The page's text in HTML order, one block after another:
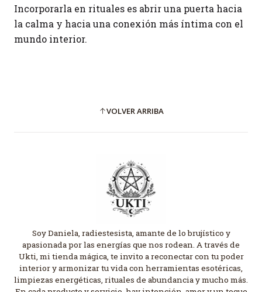
Incorporarla en rituales es abrir una puerta hacia
la calma y hacia una conexión más íntima con el
mundo interior.
VOLVER ARRIBA
Soy Daniela, radiestesista, amante de lo brujístico y
apasionada por las energías que nos rodean. A través de
Ukti, mi tienda mágica, te invito a reconectar con tu poder
interior y armonizar tu vida con herramientas esotéricas,
limpiezas energéticas, rituales de abundancia y mucho más.